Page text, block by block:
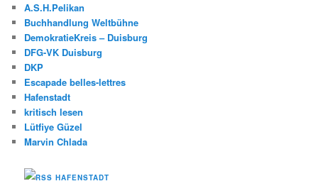
A.S.H.Pelikan
Buchhandlung Weltbühne
DemokratieKreis – Duisburg
DFG-VK Duisburg
DKP
Escapade belles-lettres
Hafenstadt
kritisch lesen
Lütfiye Güzel
Marvin Chlada
HAFENSTADT